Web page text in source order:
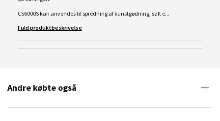
CS6000S kan anvendes til spredning af kunstgødning, salt e...
Fuld produktbeskrivelse
Andre købte også